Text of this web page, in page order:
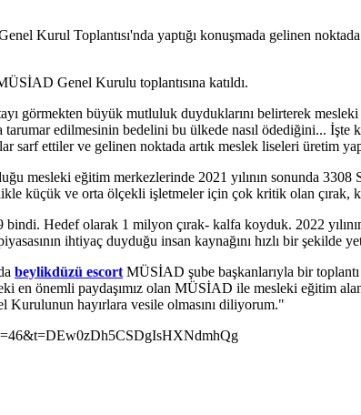
Kurul Toplantısı'nda yaptığı konuşmada gelinen
Genel Kurulu toplantısına katıldı.
görmekten büyük mutluluk duyduklarını belirterek
edilmesinin bedelini bu ülkede nasıl ödediğini... İşte
sarf ettiler ve gelinen noktada artık meslek liseleri üretim
mesleki eğitim merkezlerinde 2021 yılının sonunda
küçük ve orta ölçekli işletmeler için çok kritik olan çırak,
Hedef olarak 1 milyon çırak- kalfa koyduk. 2022
ihtiyaç duyduğu insan kaynağını hızlı bir şekilde
beylikdüzü escort MÜSİAD şube başkanlarıyla bir
en önemli paydaşımız olan MÜSİAD ile mesleki eğitim
Kurulunun hayırlara vesile olmasını diliyorum."